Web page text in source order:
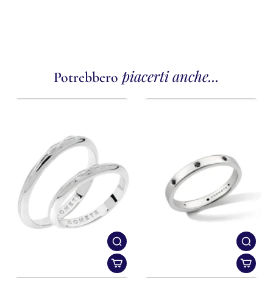
Potrebbero piacerti anche...